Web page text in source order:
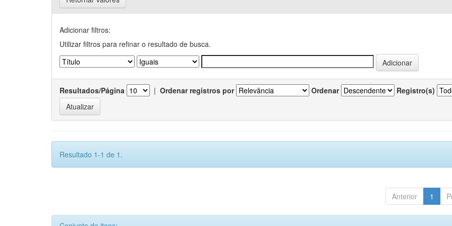
Adicionar filtros:
Utilizar filtros para refinar o resultado de busca.
Resultados/Página | Ordenar registros por Ordenar Registro(s)
Resultado 1-1 de 1.
Anterior 1